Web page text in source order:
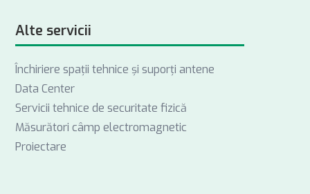
Alte servicii
Închiriere spații tehnice și suporți antene
Data Center
Servicii tehnice de securitate fizică
Măsurători câmp electromagnetic
Proiectare